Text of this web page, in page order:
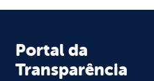
Portal da
Transparência